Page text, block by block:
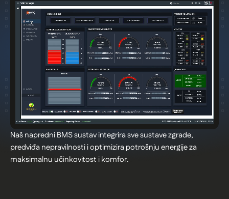
Naš napredni BMS sustav integrira sve sustave zgrade,
predviđa nepravilnosti i optimizira potrošnju energije za
maksimalnu učinkovitost i komfor.